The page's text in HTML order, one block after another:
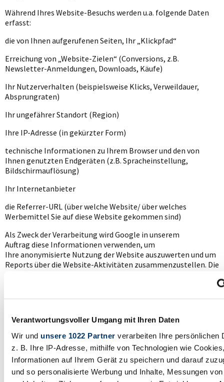
Verantwortungsvoller Umgang mit Ihren Daten
Wir und unsere 1022 Partner verarbeiten Ihre persönlichen
z. B. Ihre IP-Adresse, mithilfe von Technologien wie
Informationen auf Ihrem Gerät zu speichern und darauf
und so personalisierte Werbung und Inhalte, Messungen
Während Ihres Website-Besuchs werden u.a. folgende Daten
erfasst:
die von Ihnen aufgerufenen Seiten, Ihr „Klickpfad“
Erreichung von „Website-Zielen“ (Conversions, z.B.
Newsletter-Anmeldungen, Downloads, Käufe)
Ihr Nutzerverhalten (beispielsweise Klicks, Verweildauer,
Absprungraten)
Ihr ungefährer Standort (Region)
Ihre IP-Adresse (in gekürzter Form)
technische Informationen zu Ihrem Browser und den von
Ihnen genutzten Endgeräten (z.B. Spracheinstellung,
Bildschirmauflösung)
Ihr Internetanbieter
die Referrer-URL (über welche Website/ über welches
Werbemittel Sie auf diese Website gekommen sind)
Als Zweck der Verarbeitung wird Google in unserem
Auftrag diese Informationen verwenden, um
Ihre anonymisierte Nutzung der Website auszuwerten und um
Reports über die Website-Aktivitäten zusammenzustellen. Die
Dies ist eine Cross Device Webanalyse – also eine
geräteübergreifende Webanalyse.
Mit dieser kann die Verbindung eines Webseitenbesuchers mit
verschiedenen Endgeräten hergestellt werden.
Dies geschieht nur dann, wenn sich der Webseitenbesucher vor
dem Besuch der Webseite bei einem selbst gewählten